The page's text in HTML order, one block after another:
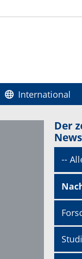
International
Der
--